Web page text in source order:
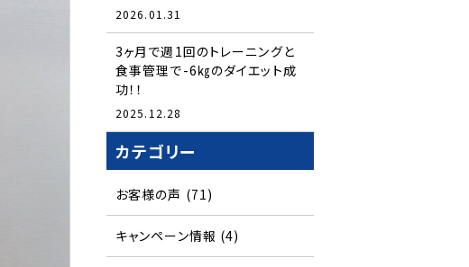
2026.01.31
3ヶ月で週1回のトレーニングと
食事管理で-6㎏のダイエット成
功！！
2025.12.28
カテゴリー
お客様の声 (71)
キャンペーン情報 (4)